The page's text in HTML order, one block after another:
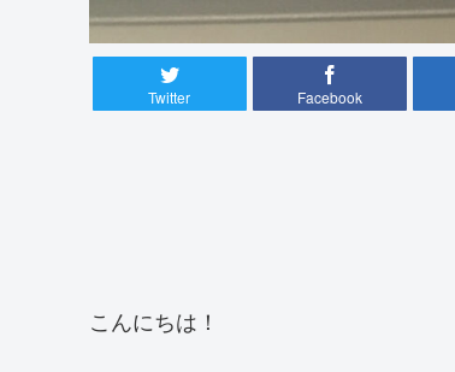
Twitter Facebook
こんにちは！